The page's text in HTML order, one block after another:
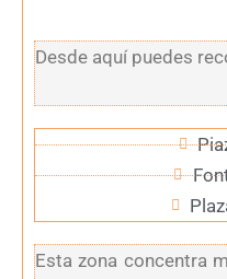
Desde aquí puedes
Esta zona concentra